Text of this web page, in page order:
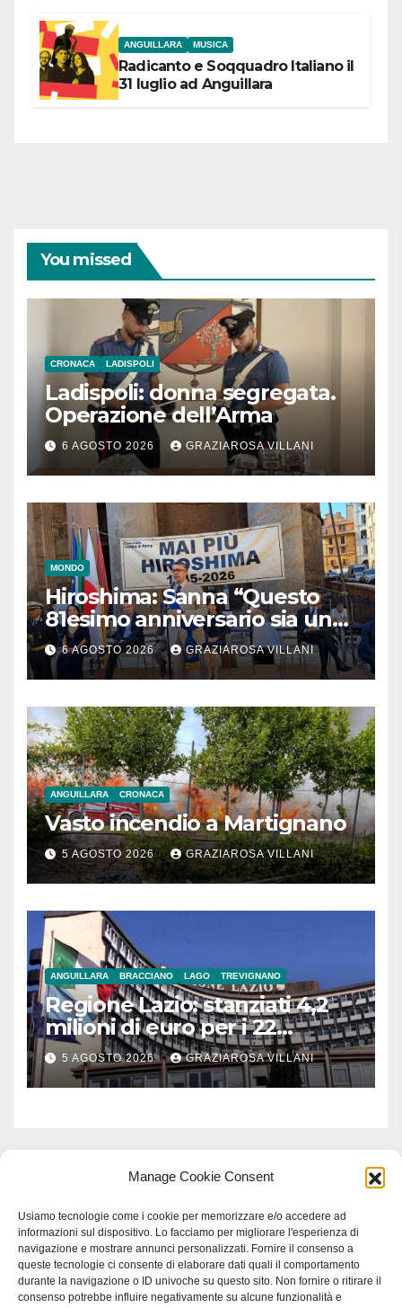
Manage Cookie Consent
Usiamo tecnologie come i cookie per memorizzare e/o accedere ad
informazioni sul dispositivo. Lo facciamo per migliorare l'esperienza di
navigazione e mostrare annunci personalizzati. Fornire il consenso a
queste tecnologie ci consente di elaborare dati quali il comportamento
durante la navigazione o ID univoche su questo sito. Non fornire o ritirare il
consenso potrebbe influire negativamente su alcune funzionalità e
ANGUILLARA MUSICA
Radicanto e Soqquadro Italiano il
31 luglio ad Anguillara
You missed
CRONACA LADISPOLI
Ladispoli: donna segregata.
Operazione dell’Arma
6 AGOSTO 2026 GRAZIAROSA VILLANI
MONDO
Hiroshima: Sanna “Questo
81esimo anniversario sia un
monito per tutti”
6 AGOSTO 2026 GRAZIAROSA VILLANI
ANGUILLARA CRONACA
Vasto incendio a Martignano
5 AGOSTO 2026 GRAZIAROSA VILLANI
ANGUILLARA BRACCIANO LAGO TREVIGNANO
Regione Lazio: stanziati 4,2
milioni di euro per i 22
Comuni dell’Etruria
Meridionale
5 AGOSTO 2026 GRAZIAROSA VILLANI